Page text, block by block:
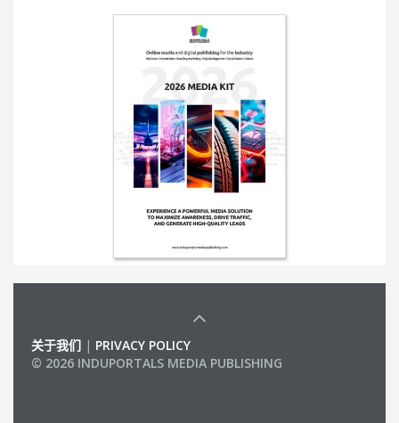
关于我们 | PRIVACY POLICY
© 2026 INDUPORTALS MEDIA PUBLISHING